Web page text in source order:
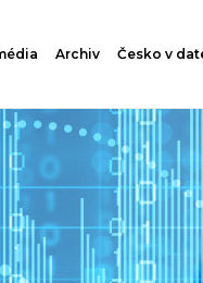
Archiv Česko v